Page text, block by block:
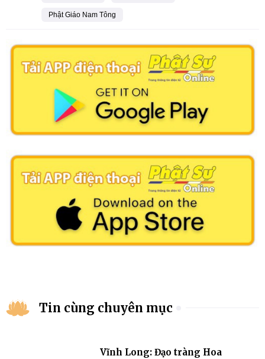
Phật Giáo Nam Tông
Tin cùng chuyên mục
Vĩnh Long: Đạo tràng Hoa